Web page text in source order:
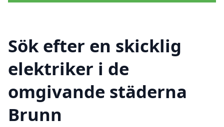
Sök efter en skicklig
elektriker i de
omgivande städerna
Brunn